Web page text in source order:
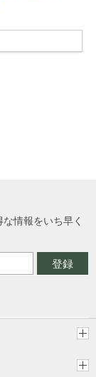
情報をいち早く
登録